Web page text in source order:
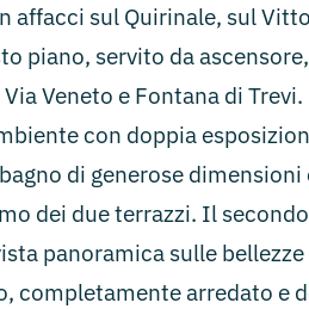
affacci sul Quirinale, sul
piano, servito da
Veneto e Fontana di
con doppia
di generose
dei due terrazzi. Il
panoramica sulle
completamente arredato e